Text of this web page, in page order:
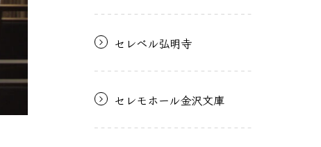
セレベル弘明寺
セレモホール金沢文庫